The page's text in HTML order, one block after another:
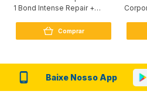
1 Bond Intense Repair +
Comprar
Baixe Nosso App